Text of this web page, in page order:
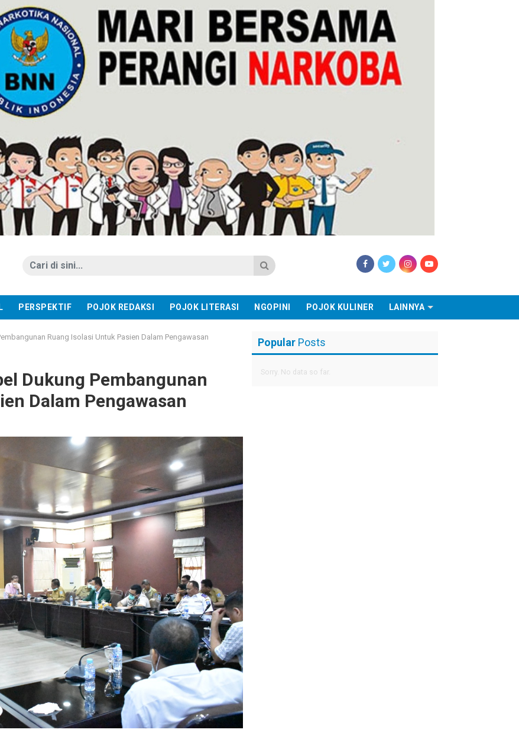
PERSPEKTIF POJOK REDAKSI POJOK LITERASI NGOPINI POJOK KULINER LAINNYA
Ruang Isolasi Untuk Pasien Dalam Pengawasan
Dukung Pembangunan
Dalam Pengawasan
Popular Posts
Sorry. No data so far.